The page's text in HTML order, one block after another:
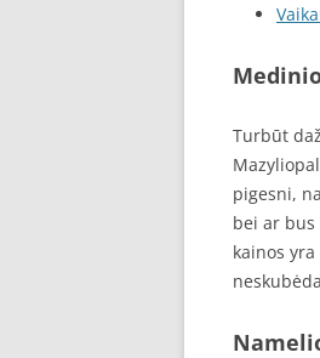
Turbūt
pigesni,
bei ar
kainos